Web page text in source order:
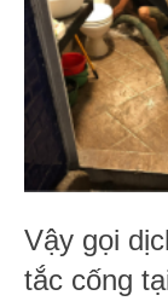
Vậy gọi
tắc cống